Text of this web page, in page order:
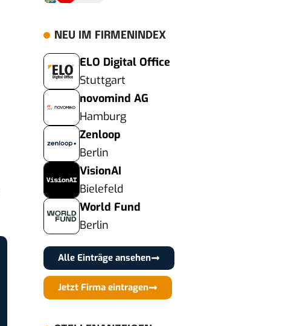
NEU IM FIRMENINDEX
ELO Digital Office
Stuttgart
novomind AG
Hamburg
Zenloop
Berlin
VisionAI
Bielefeld
World Fund
Berlin
Alle Einträge ansehen
Jetzt Firma eintragen